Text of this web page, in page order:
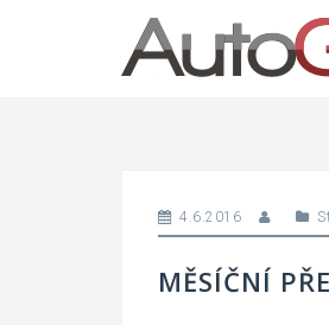
4.6.2016
MĚSÍČNÍ